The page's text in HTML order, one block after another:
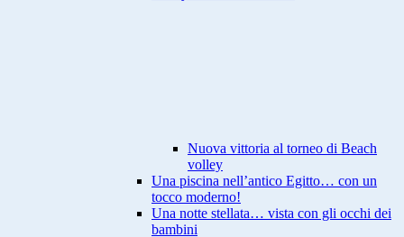
Nuova vittoria al torneo di Beach
volley
Una piscina nell’antico Egitto… con un
tocco moderno!
Una notte stellata… vista con gli occhi dei
bambini